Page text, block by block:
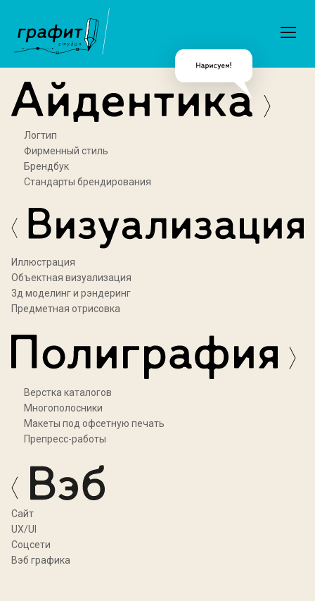
Логтип
Фирменный стиль
Брендбук
Стандарты брендирования
Иллюстрация
Объектная визуализация
3д моделинг и рэндеринг
Предметная отрисовка
Верстка каталогов
Многополосники
Макеты под офсетную печать
Препресс-работы
Cайт
UX/UI
Соцсети
Вэб графика